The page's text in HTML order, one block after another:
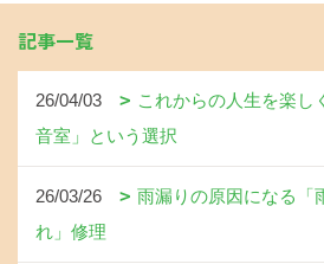
記事一覧
26/04/03
これからの人生を楽
音室」という選択
26/03/26
雨漏りの原因になる「
れ」修理